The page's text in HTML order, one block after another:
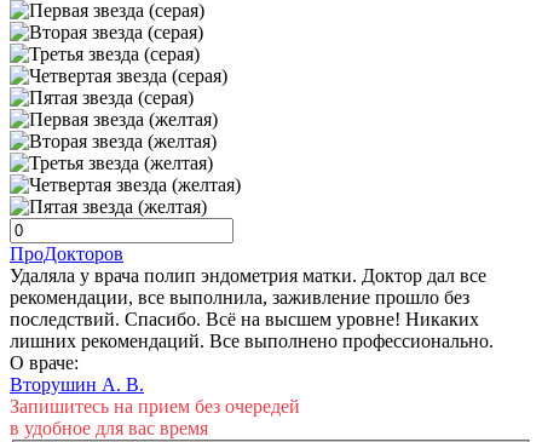
ПроДокторов
Удаляла у врача полип эндометрия матки. Доктор дал все
рекомендации, все выполнила, заживление прошло без
последствий. Спасибо. Всё на высшем уровне! Никаких
лишних рекомендаций. Все выполнено профессионально.
О враче:
Вторушин А. В.
Запишитесь на прием без очередей
в удобное для вас время